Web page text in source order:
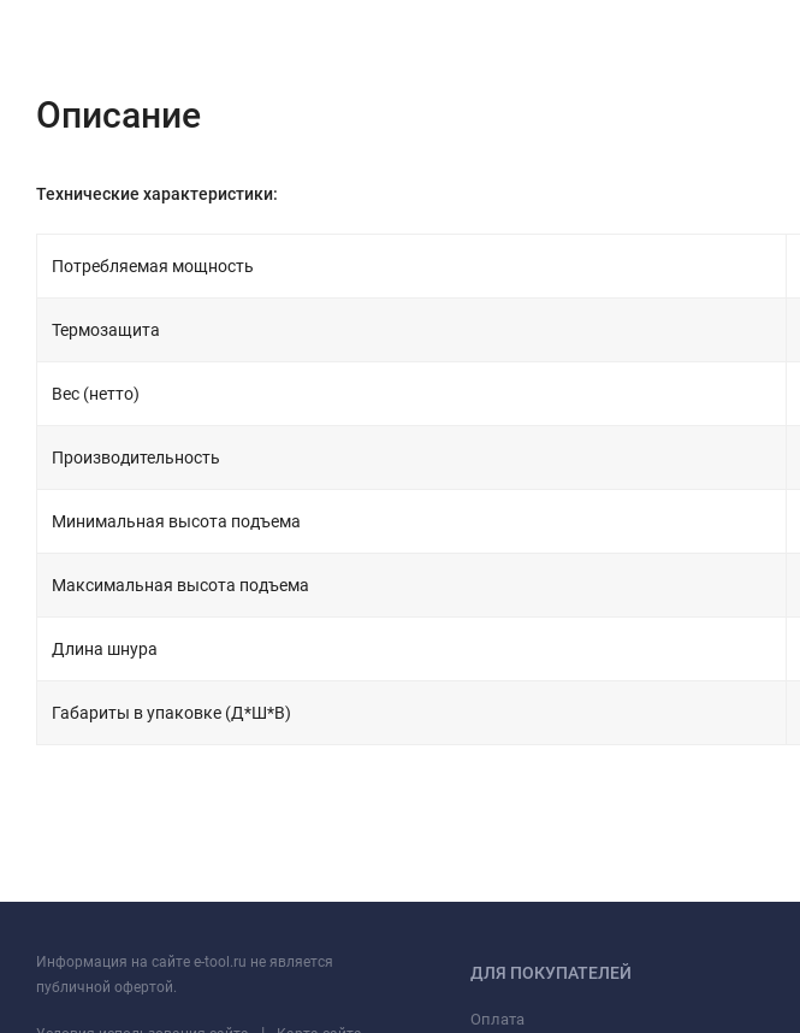
Описание
Технические характеристики:
Потребляемая мощность
Термозащита
Вес (нетто)
Производительность
Минимальная высота подъема
Максимальная высота подъема
Длина шнура
Габариты в упаковке (Д*Ш*В)
Информация на сайте e-tool.ru не является
публичной офертой.
ДЛЯ ПОКУПАТЕЛЕЙ
Оплата